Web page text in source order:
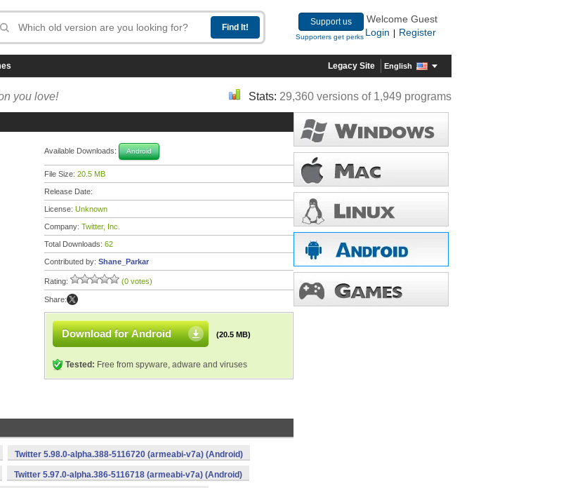
Support us
Supporters get perks
Welcome Guest
Login
Register
Legacy Site English
you love! Stats: 29,360 versions of 1,949 programs
Available Downloads: Android
File Size: 20.5 MB
Release Date:
License: Unknown
Company: Twitter, Inc.
Total Downloads: 62
Contributed by: Shane_Parkar
Rating: (0 votes)
Share:
Download for Android (20.5 MB)
Tested: Free from spyware, adware and viruses
Twitter 5.98.0-alpha.388-5116720 (armeabi-v7a) (Android)
Twitter 5.97.0-alpha.386-5116718 (armeabi-v7a) (Android)